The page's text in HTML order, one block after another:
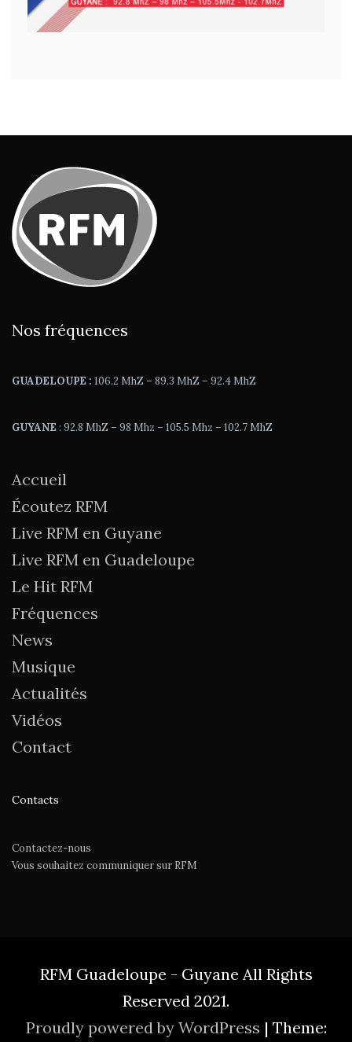
Nos fréquences
GUADELOUPE : 106.2 MhZ – 89.3 MhZ – 92.4 MhZ
GUYANE : 92.8 MhZ – 98 Mhz – 105.5 Mhz – 102.7 MhZ
Accueil
Écoutez RFM
Live RFM en Guyane
Live RFM en Guadeloupe
Le Hit RFM
Fréquences
News
Musique
Actualités
Vidéos
Contact
Contacts
Contactez-nous
Vous souhaitez communiquer sur RFM
RFM Guadeloupe - Guyane All Rights
Reserved 2021.
Proudly powered by WordPress | Theme: